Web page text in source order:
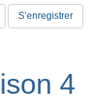
g
S’enregistrer
4